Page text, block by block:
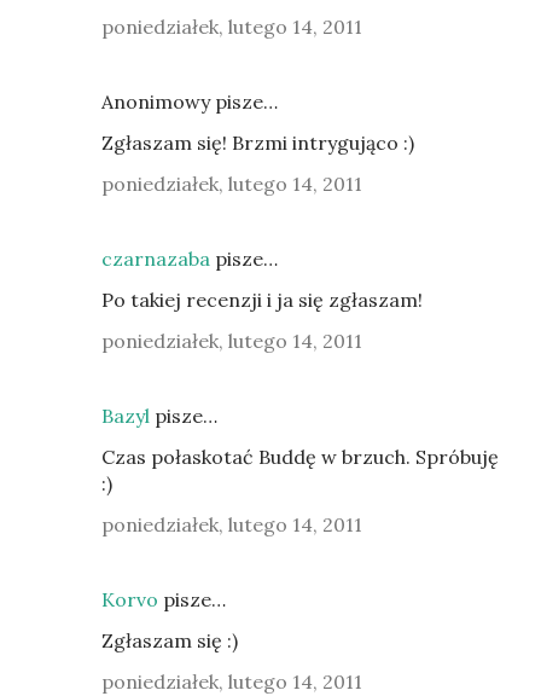
poniedziałek, lutego 14, 2011
Anonimowy pisze…
Zgłaszam się! Brzmi intrygująco :)
poniedziałek, lutego 14, 2011
czarnazaba pisze…
Po takiej recenzji i ja się zgłaszam!
poniedziałek, lutego 14, 2011
Bazyl pisze…
Czas połaskotać Buddę w brzuch. Spróbuję
:)
poniedziałek, lutego 14, 2011
Korvo pisze…
Zgłaszam się :)
poniedziałek, lutego 14, 2011